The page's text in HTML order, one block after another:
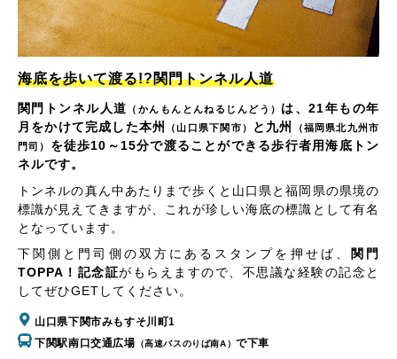
海底を歩いて渡る!?関門トンネル人道
関門トンネル人道 （かんもんとんねるじんどう） は、21年もの年
月をかけて完成した本州
（山口県下関市） と九州
（福岡県北九州市
門司）
を徒歩10～15分で渡ることができる歩行者用海底トン
ネルです。
トンネルの真ん中あたりまで歩くと山口県と福岡県の県境の
標識が見えてきますが、これが珍しい海底の標識として有名
となっています。
下関側と門司側の双方にあるスタンプを押せば、
関門
TOPPA！記念証がもらえますので、不思議な経験の記念と
してぜひGETしてください。
山口県下関市みもすそ川町1
下関駅南口交通広場 （高速バスのりば南A）で下車